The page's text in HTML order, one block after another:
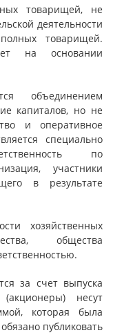
товарищей, не
деятельности
товарищей.
на основании
объединением
капиталов, но не
и оперативное
специально
по
участники
в результате
хозяйственных
общества
за счет выпуска
несут
которая была
публиковать